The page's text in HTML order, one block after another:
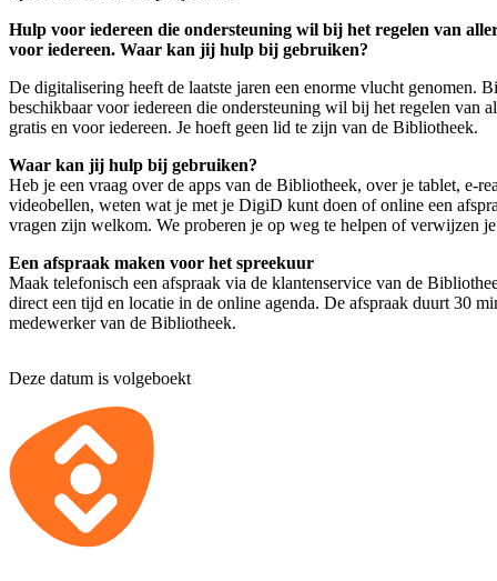
Hulp voor iedereen die ondersteuning wil bij het regelen van
voor iedereen. Waar kan jij hulp bij gebruiken?
De digitalisering heeft de laatste jaren een enorme vlucht genomen.
beschikbaar voor iedereen die ondersteuning wil bij het regelen van
gratis en voor iedereen. Je hoeft geen lid te zijn van de Bibliotheek.
Waar kan jij hulp bij gebruiken?
Heb je een vraag over de apps van de Bibliotheek, over je tablet, e-
videobellen, weten wat je met je DigiD kunt doen of online een
vragen zijn welkom. We proberen je op weg te helpen of verwijzen
Een afspraak maken voor het spreekuur
Maak telefonisch een afspraak via de klantenservice van de
direct een tijd en locatie in de online agenda. De afspraak duurt 30
medewerker van de Bibliotheek.
Deze datum is volgeboekt